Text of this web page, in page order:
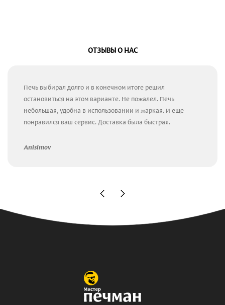
ОТЗЫВЫ О НАС
Печь выбирал долго и в конечном итоге решил
остановиться на этом варианте. Не пожалел. Печь
небольшая, удобна в использовании и жаркая. И еще
понравился ваш сервис. Доставка была быстрая.
Anisimov